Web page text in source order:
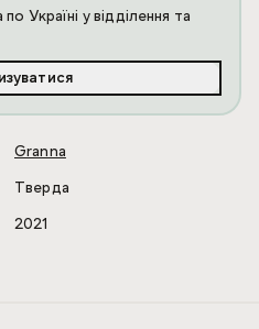
Україні у відділення та
Granna
Тверда
2021